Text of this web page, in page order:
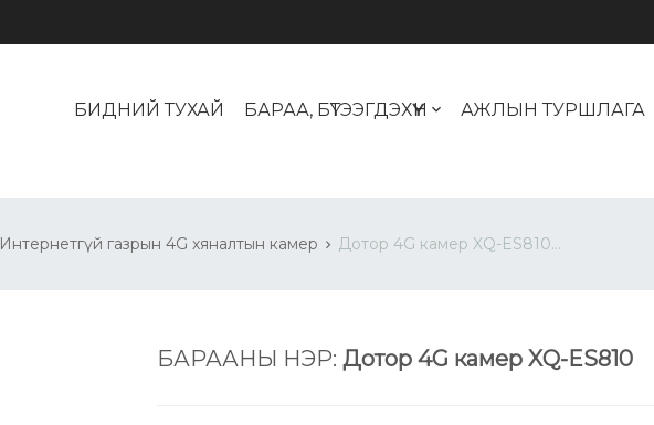
БИДНИЙ ТУХАЙ БАРАА, БҮТЭЭГДЭХҮҮН АЖЛЫН ТУРШЛАГА
Интернетгүй газрын 4G хяналтын камер Дотор 4G камер XQ-ES810...
БАРААНЫ НЭР: Дотор 4G камер XQ-ES810